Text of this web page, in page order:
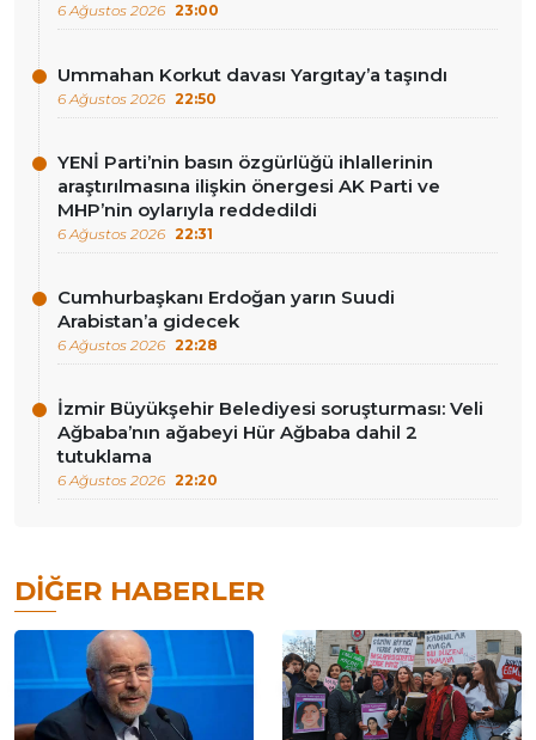
6 Ağustos 2026 23:00
Ummahan Korkut davası Yargıtay’a taşındı
6 Ağustos 2026 22:50
YENİ Parti’nin basın özgürlüğü ihlallerinin
araştırılmasına ilişkin önergesi AK Parti ve
MHP’nin oylarıyla reddedildi
6 Ağustos 2026 22:31
Cumhurbaşkanı Erdoğan yarın Suudi
Arabistan’a gidecek
6 Ağustos 2026 22:28
İzmir Büyükşehir Belediyesi soruşturması: Veli
Ağbaba’nın ağabeyi Hür Ağbaba dahil 2
tutuklama
6 Ağustos 2026 22:20
DIĞER HABERLER